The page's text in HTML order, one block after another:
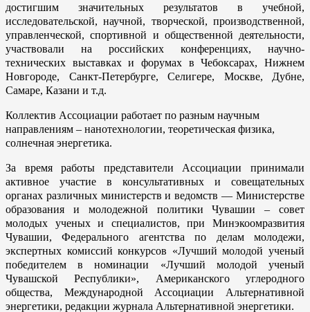
достигшим значительных результатов в учебной,
исследовательской, научной, творческой, производственной,
уп­равленческой, спортивной и общественной деятельности,
участвовали на российских конференциях, научно-
технических выставках и форумах в Чебоксарах, Нижнем
Новгороде, Санкт-Петербурге, Селигере, Москве, Дубне,
Самаре, Казани и т.д.
Коллектив Ассоциации работает по разным научным
направлениям – нанотехнологии, теоретическая физика,
солнечная энергетика.
За время работы представители Ассоциации принимали
активное участие в консультативных и совещательных
органах различных министерств и ведомств — Министерстве
образования и молодежной политики Чувашии – совет
молодых ученых и специалистов, при Минэкоомразвития
Чувашии, Федерального агентства по делам молодежи,
экспертных комиссий конкурсов «Лучший молодой ученый
победителем в номинации «Лучший молодой ученый
Чувашской Республики», Американского углеродного
общества, Международной Ассоциации Альтернативной
энергетики, редакции журнала Альтернативной энергетики.